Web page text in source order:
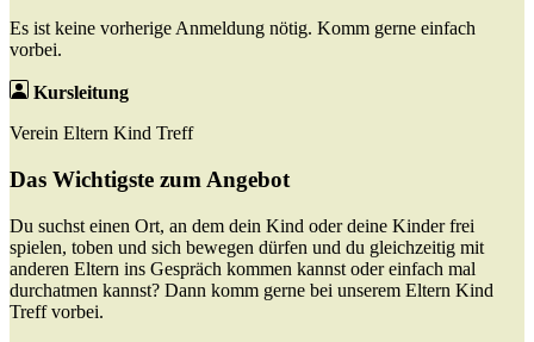
Es ist keine vorherige Anmeldung nötig. Komm gerne einfach
vorbei.
Kursleitung
Verein Eltern Kind Treff
Das Wichtigste zum Angebot
Du suchst einen Ort, an dem dein Kind oder deine Kinder frei
spielen, toben und sich bewegen dürfen und du gleichzeitig mit
anderen Eltern ins Gespräch kommen kannst oder einfach mal
durchatmen kannst? Dann komm gerne bei unserem Eltern Kind
Treff vorbei.